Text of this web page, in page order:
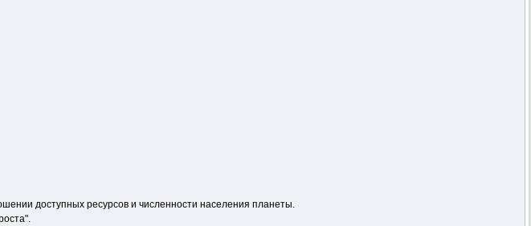
доступных ресурсов и численности населения планеты.